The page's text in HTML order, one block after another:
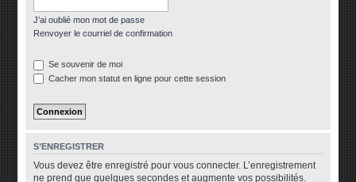
J’ai oublié mon mot de passe
Renvoyer le courriel de confirmation
Se souvenir de moi
Cacher mon statut en ligne pour cette session
S’ENREGISTRER
Vous devez être enregistré pour vous connecter. L’enregistrement
ne prend que quelques secondes et augmente vos possibilités.